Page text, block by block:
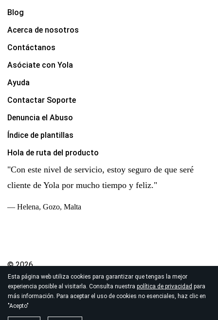
Esta página web utiliza cookies para garantizar que tengas la mejor
experiencia posible al visitarla. Consulta nuestra política de privacidad para
más información. Para aceptar el uso de cookies no esenciales, haz clic en
"Acepto"
Blog
Acerca de nosotros
Contáctanos
Asóciate con Yola
Ayuda
Contactar Soporte
Denuncia el Abuso
Índice de plantillas
Hola de ruta del producto
"Con este nivel de servicio, estoy seguro de que seré
cliente de Yola por mucho tiempo y feliz."
— Helena, Gozo, Malta
© 2026
Derechos de autor Yola Inc. Todos los derechos
reservados.
Política de Privacidad